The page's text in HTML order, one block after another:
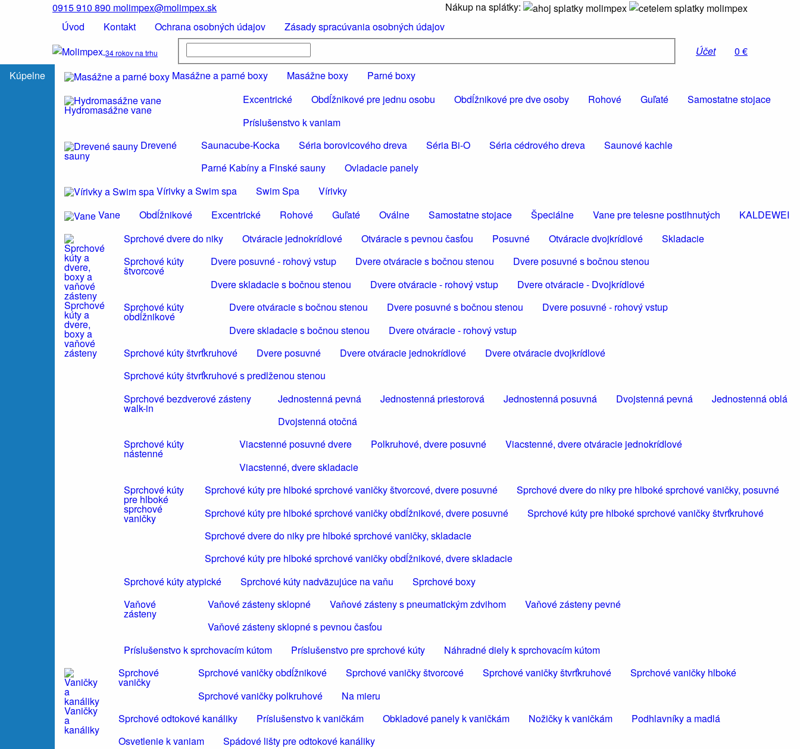
0915 910 890 molimpex@molimpex.sk
Nákup na splátky:
Úvod
Kontakt Ochrana osobných údajov Zásady spracúvania osobných údajov
34 rokov na trhu Účet
0 €
Kúpelne
Masážne a parné boxy Masážne boxy Parné boxy
Hydromasážne vane
Excentrické Obdĺžnikové pre jednu osobu Obdĺžnikové pre dve osoby Rohové Guľaté
Samostatne stojace
Príslušenstvo k vaniam
Drevené
sauny
Saunacube-Kocka Séria borovicového dreva Séria Bi-O Séria cédrového dreva
Saunové kachle
Parné Kabíny a Finské sauny
Ovladacie panely
Vírivky a Swim spa
Swim Spa
Vírivky
Vane
Obdĺžnikové Excentrické Rohové Guľaté Oválne Samostatne stojace Špeciálne Vane pre telesne postihnutých KALDEWEI
Sprchové
kúty a
dvere,
boxy a
vaňové
zásteny
Sprchové dvere do niky Otváracie jednokrídlové Otváracie s pevnou časťou Posuvné Otváracie dvojkrídlové
Skladacie
Sprchové kúty
štvorcové
Dvere posuvné - rohový vstup Dvere otváracie s bočnou stenou
Dvere posuvné s bočnou stenou
Dvere skladacie s bočnou stenou
Dvere otváracie - rohový vstup
Dvere otváracie - Dvojkrídlové
Sprchové kúty
obdĺžnikové
Dvere otváracie s bočnou stenou Dvere posuvné s bočnou stenou
Dvere posuvné - rohový vstup
Dvere skladacie s bočnou stenou
Dvere otváracie - rohový vstup
Sprchové kúty štvrťkruhové
Dvere posuvné Dvere otváracie jednokrídlové
Dvere otváracie dvojkrídlové
Sprchové kúty štvrťkruhové s predlženou stenou
Sprchové bezdverové zásteny
walk-in
Jednostenná pevná Jednostenná priestorová Jednostenná posuvná Dvojstenná pevná
Jednostenná oblá
Dvojstenná otočná
Sprchové kúty
nástenné
Viacstenné posuvné dvere Polkruhové, dvere posuvné
Viacstenné, dvere otváracie jednokrídlové
Viacstenné, dvere skladacie
Sprchové kúty
pre hlboké
sprchové
vaničky
Sprchové kúty pre hlboké sprchové vaničky štvorcové, dvere posuvné
Sprchové dvere do niky pre hlboké sprchové vaničky, posuvné
Sprchové kúty pre hlboké sprchové vaničky obdĺžnikové, dvere posuvné
Sprchové kúty pre hlboké sprchové vaničky štvrťkruhové
Sprchové dvere do niky pre hlboké sprchové vaničky, skladacie
Sprchové kúty pre hlboké sprchové vaničky obdĺžnikové, dvere skladacie
Sprchové kúty atypické
Sprchové kúty nadväzujúce na vaňu
Sprchové boxy
Vaňové
zásteny
Vaňové zásteny sklopné Vaňové zásteny s pneumatickým zdvihom
Vaňové zásteny pevné
Vaňové zásteny sklopné s pevnou časťou
Príslušenstvo k sprchovacím kútom
Príslušenstvo pre sprchové kúty Náhradné diely k sprchovacím kútom
Vaničky
a
kanáliky
Sprchové
vaničky
Sprchové vaničky obdĺžnikové Sprchové vaničky štvorcové Sprchové vaničky štvrťkruhové
Sprchové vaničky hlboké
Sprchové vaničky polkruhové
Na mieru
Sprchové odtokové kanáliky
Príslušenstvo k vaničkám Obkladové panely k vaničkám Nožičky k vaničkám
Podhlavníky a madlá
Osvetlenie k vaniam
Spádové lišty pre odtokové kanáliky